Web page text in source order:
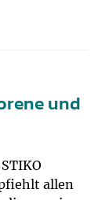
und
allen